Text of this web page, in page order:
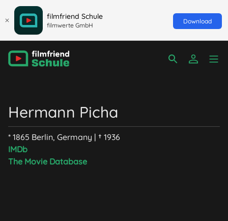
filmfriend Schule
filmwerte GmbH
Download
Hermann Picha
* 1865 Berlin, Germany | † 1936
IMDb
The Movie Database